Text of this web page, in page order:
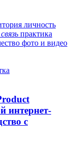
личность
связь практика
фото и видео
интернет-
с